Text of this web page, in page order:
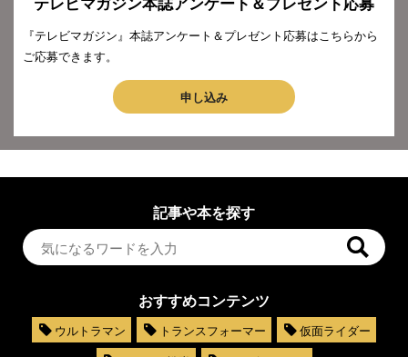
『テレビマガジン』本誌アンケート＆プレゼント応募はこちらから
ご応募できます。
申し込み
記事や本を探す
おすすめコンテンツ
ウルトラマン トランスフォーマー
仮面ライダー